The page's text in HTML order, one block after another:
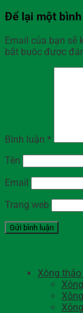
Để lại một
Email của bạn sẽ
bắt buộc được
Bình luận *
Tên
Email
Trang web
Xông